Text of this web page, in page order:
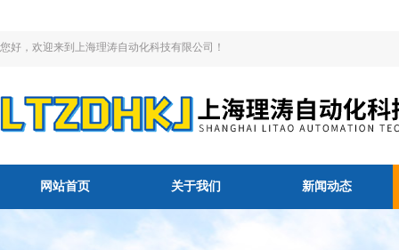
您好，欢迎来到上海理涛自动化科技有限公司！
网站首页 关于我们 新闻动态